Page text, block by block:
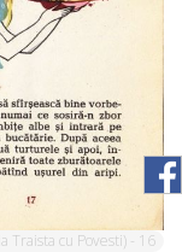
Traista cu Povesti) - 16